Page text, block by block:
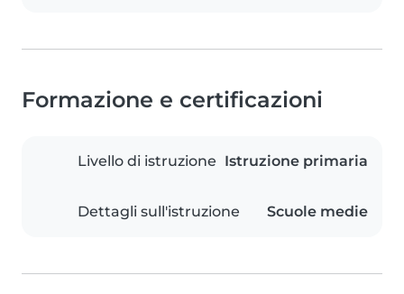
Formazione e certificazioni
Livello di istruzione Istruzione primaria
Dettagli sull'istruzione Scuole medie